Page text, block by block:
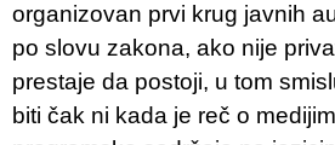
organizovan prvi krug javnih
po slovu zakona, ako nije
prestaje da postoji, u tom
biti čak ni kada je reč o